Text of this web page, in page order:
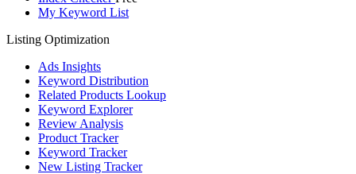
My Keyword List
Listing Optimization
Ads Insights
Keyword Distribution
Related Products Lookup
Keyword Explorer
Review Analysis
Product Tracker
Keyword Tracker
New Listing Tracker